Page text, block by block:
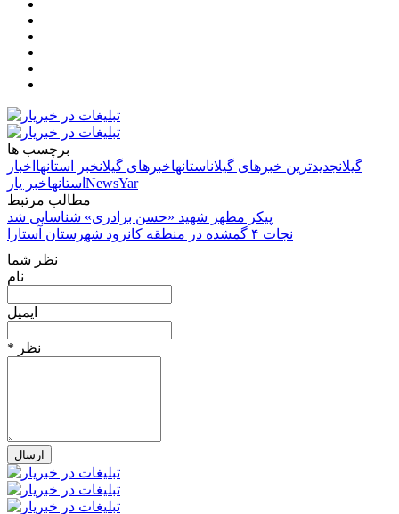
برچسب ها
گیلانجدیدترین خبرهای گیلاناستانهاخبرهای گیلانخبر استانها اخبار
استانهاخبر یار
NewsYar
مطالب مرتبط
پیکر مطهر شهید «حسن برادری» شناسایی شد
نجات ۴ گمشده در منطقه کانرود شهرستان آستارا
نظر شما
نام
ایمیل
* نظر